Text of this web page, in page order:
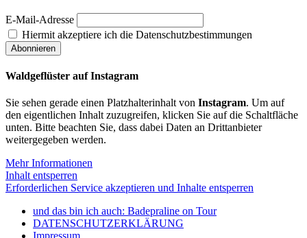
E-Mail-Adresse
Hiermit akzeptiere ich die Datenschutzbestimmungen
Waldgeflüster auf Instagram
Sie sehen gerade einen Platzhalterinhalt von Instagram. Um auf
den eigentlichen Inhalt zuzugreifen, klicken Sie auf die Schaltfläche
unten. Bitte beachten Sie, dass dabei Daten an Drittanbieter
weitergegeben werden.
Mehr Informationen
Inhalt entsperren
Erforderlichen Service akzeptieren und Inhalte entsperren
und das bin ich auch: Badepraline on Tour
DATENSCHUTZERKLÄRUNG
Impressum